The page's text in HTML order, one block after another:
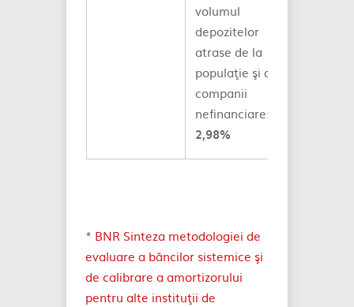
volumul
depozitelor
atrase de la
populaţie şi de la
companii
nefinanciare:
2,98%
* BNR Sinteza metodologiei de
evaluare a băncilor sistemice şi
de calibrare a amortizorului
pentru alte instituţii de